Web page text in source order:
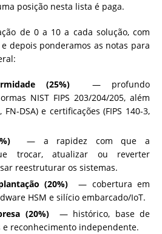
posição nesta lista é paga.
de 0 a 10 a cada solução, com
depois ponderamos as notas para
(25%) — profundo
NIST FIPS 203/204/205, além
DSA) e certificações (FIPS 140-3,
— a rapidez com que a
trocar, atualizar ou reverter
reestruturar os sistemas.
(20%) — cobertura em
HSM e silício embarcado/IoT.
(20%)— histórico, base de
e reconhecimento independente.